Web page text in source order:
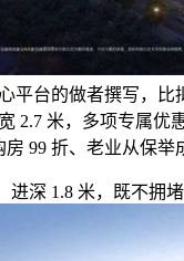
平台的做者撰写，
2.7 米，多项专属优
99 折、老业从保举
1.8 米，既不拥堵